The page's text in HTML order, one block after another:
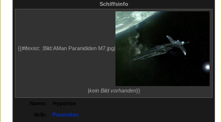
Schiffsinfo
{{#ifexist: :Bild:AMan Paranididen M7.jpg|
|kein Bild vorhanden}}
Name:
Hyperion
Volk:
Paraniden